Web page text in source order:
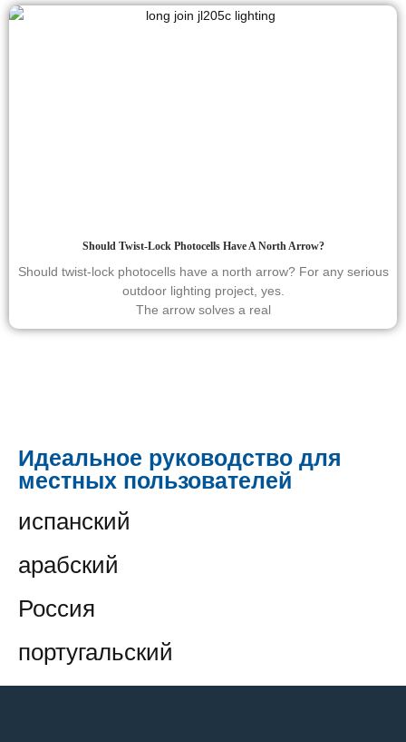
Should Twist-Lock Photocells Have A North Arrow?
Should twist-lock photocells have a north arrow? For any serious
outdoor lighting project, yes.
The arrow solves a real
Идеальное руководство для
местных пользователей
испанский
арабский
Россия
португальский